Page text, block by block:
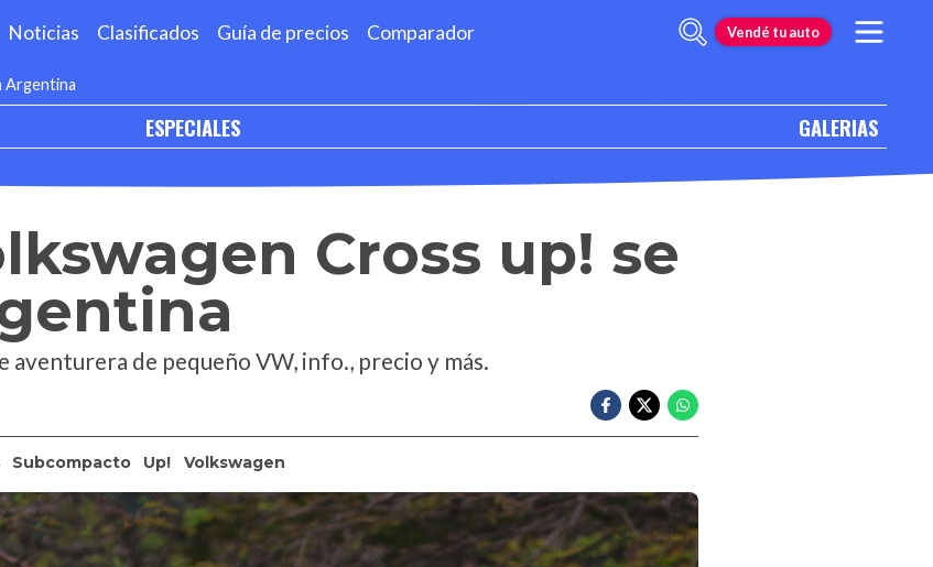
Noticias Clasificados Guía de precios Comparador Vendé tu auto
Argentina
ESPECIALES GALERIAS
Cross up! se
de pequeño VW, info., precio y más.
Subcompacto Up! Volkswagen